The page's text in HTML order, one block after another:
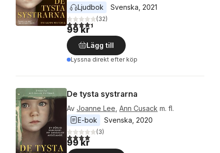
Ljudbok
Svenska 2021
4,4utav 5 stjärnor. Totalt antal röster:
(32)
99 kr
Lägg till
Lyssna direkt efter köp
De tysta systrarna
Av Joanne Lee Ann Cusack m. fl.
E-bok
Svenska 2020
4,0utav 5 stjärnor. Totalt antal röster:
(3)
99 kr